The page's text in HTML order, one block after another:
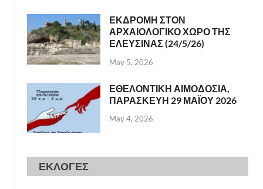
ΕΚΔΡΟΜΗ ΣΤΟΝ
ΑΡΧΑΙΟΛΟΓΙΚΟ ΧΩΡΟ ΤΗΣ
ΕΛΕΥΣΙΝΑΣ (24/5/26)
May 5, 2026
ΕΘΕΛΟΝΤΙΚΗ ΑΙΜΟΔΟΣΙΑ,
ΠΑΡΑΣΚΕΥΗ 29 ΜΑΪΟΥ 2026
May 4, 2026
ΕΚΛΟΓΕΣ